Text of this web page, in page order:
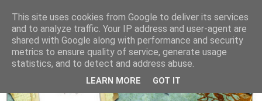
This site uses cookies from Google to deliver its services
and to analyze traffic. Your IP address and user-agent are
shared with Google along with performance and security
metrics to ensure quality of service, generate usage
statistics, and to detect and address abuse.
LEARN MORE GOT IT